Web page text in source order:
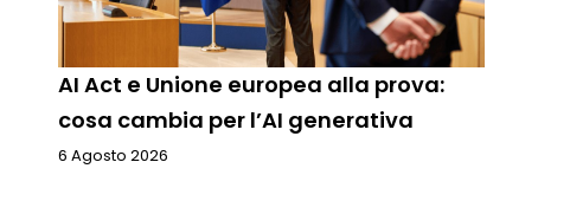
AI Act e Unione europea alla prova:
cosa cambia per l’AI generativa
6 Agosto 2026